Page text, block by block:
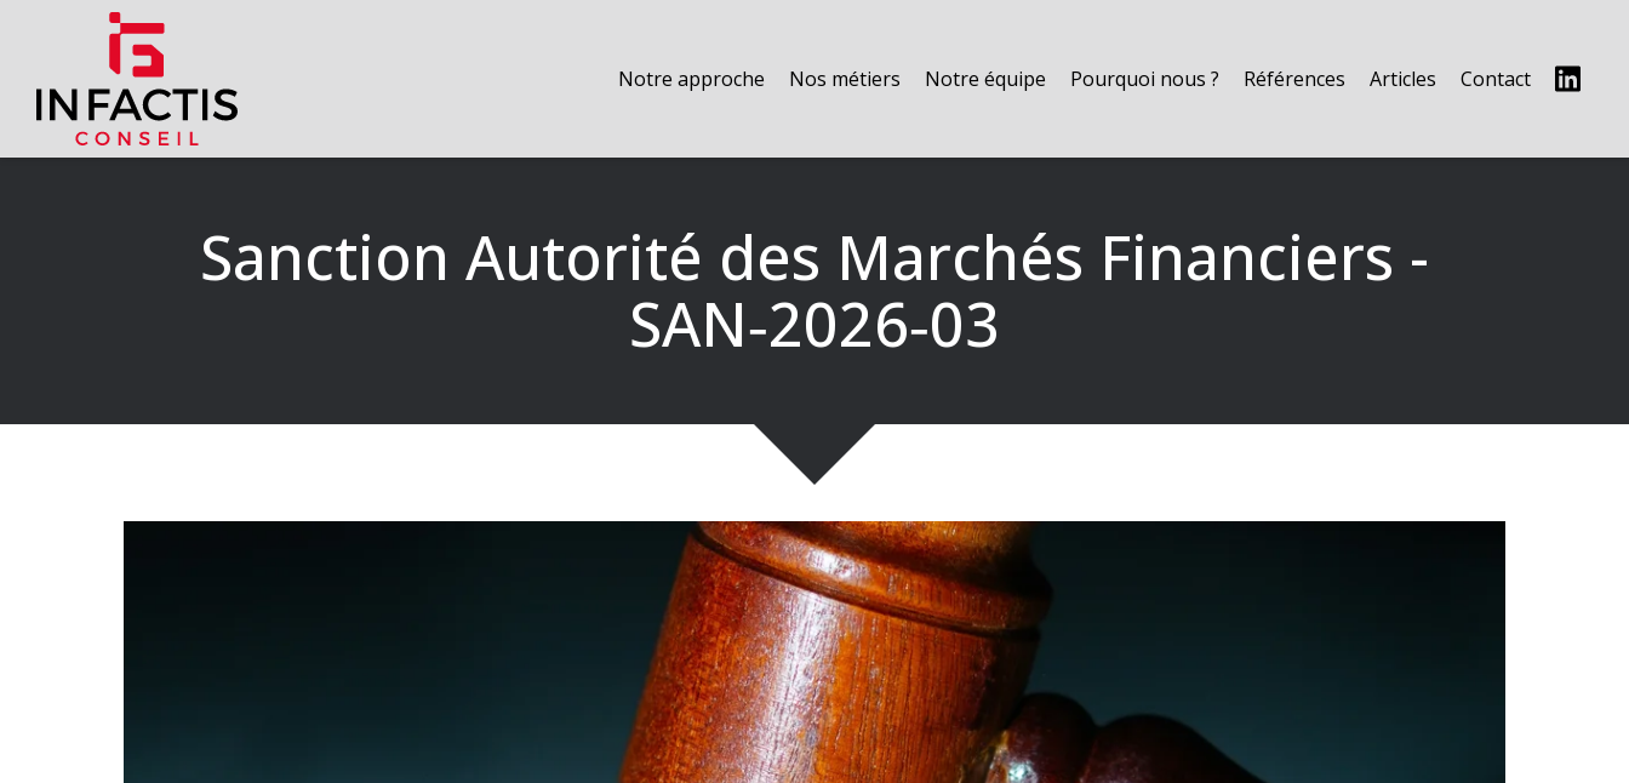
Notre approche Nos métiers Notre équipe Pourquoi nous ? Références Articles Contact
Sanction Autorité des Marchés Financiers -
SAN‑2026‑03